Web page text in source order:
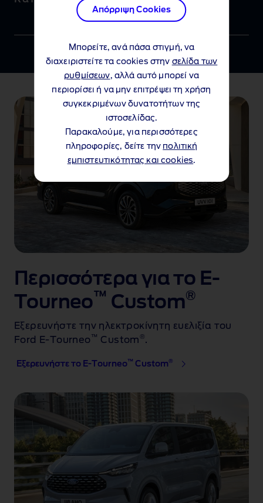
Περισσότερα για το E-
Tourneo ™ Custom®
Εξερευνήστε την ηλεκτροκίνητη ευελιξία του
Ford E‑Tourneo™ Custom® .
Εξερευνήστε το E-Tourneo™ Custom®
Απόρριψη Cookies
Μπορείτε, ανά πάσα στιγμή, να
διαχειριστείτε τα cookies στην σελίδα των
ρυθμίσεων, αλλά αυτό μπορεί να
περιορίσει ή να μην επιτρέψει τη χρήση
συγκεκριμένων δυνατοτήτων της
ιστοσελίδας.
Παρακαλούμε, για περισσότερες
πληροφορίες, δείτε την πολιτική
εμπιστευτικότητας και cookies.